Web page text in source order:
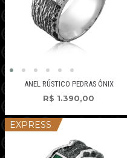
ANEL RÚSTICO PEDRAS ÔNIX
R$ 1.390,00
EXPRESS